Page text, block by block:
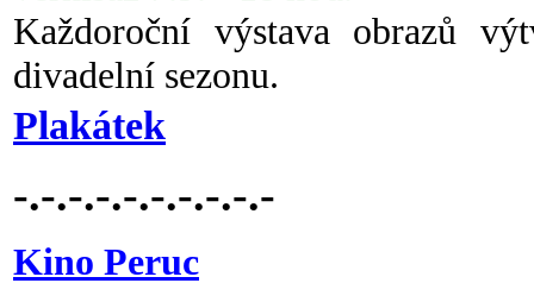
Každoroční výstava obrazů
divadelní sezonu.
Plakátek
-.-.-.-.-.-.-.-.-.-
Kino Peruc